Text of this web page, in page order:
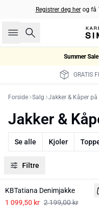
Registrer deg herog få
Søk
Summer
GRATIS
Forside Salg Jakker & Kåper på
Jakker &
Se alle Kjoler
Filtre
-50%
KBTatiana Denimjakke
1 099,50 kr 2 199,00 kr